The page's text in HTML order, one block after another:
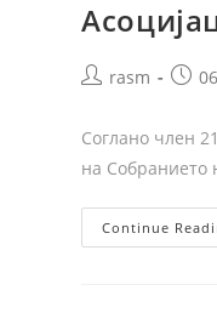
rasm
Соглано член
на Собранието
Continue